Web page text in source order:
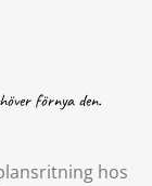
förnya den.
hos